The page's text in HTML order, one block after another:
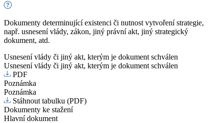
Dokumenty determinující existenci či nutnost vytvoření strategie,
např. usnesení vlády, zákon, jiný právní akt, jiný strategický
dokument, atd.
Usnesení vlády či jiný akt, kterým je dokument schválen
Usnesení vlády či jiný akt, kterým je dokument schválen
PDF
Poznámka
Poznámka
Stáhnout tabulku (PDF)
Dokumenty ke stažení
Hlavní dokument